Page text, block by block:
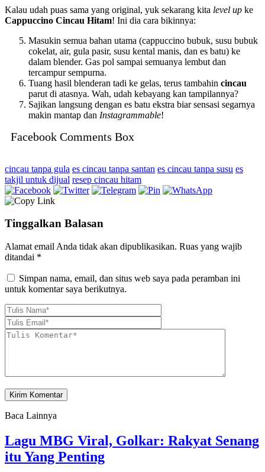
Kalau udah puas sama yang original, yuk sekarang kita level up ke
Cappuccino Cincau Hitam! Ini dia cara bikinnya:
Masukin semua bahan utama (cappuccino bubuk, susu bubuk
cokelat, air, gula pasir, susu kental manis, dan es batu) ke
dalam blender. Gas pol sampai semuanya lembut dan
tercampur sempurna.
Tuang hasil blenderan tadi ke gelas, terus tambahin cincau
parut di atasnya. Wah, udah kebayang kan tampilannya?
Sajikan langsung dengan es batu ekstra biar sensasi segarnya
makin mantap dan Instagrammable!
Facebook Comments Box
cincau tanpa gula es cincau tanpa santan es cincau tanpa susu es
takjil untuk dijual resep cincau hitam
Tinggalkan Balasan
Alamat email Anda tidak akan dipublikasikan. Ruas yang wajib
ditandai *
Simpan nama, email, dan situs web saya pada peramban ini
untuk komentar saya berikutnya.
Baca Lainnya
Lagu MBG Viral, Golkar: Rakyat Senang
itu Yang Penting